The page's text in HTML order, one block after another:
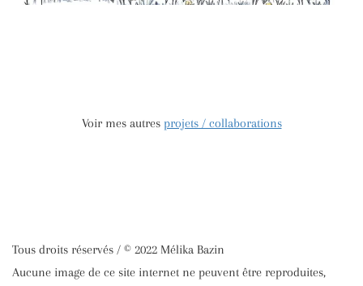
Voir mes autres projets / collaborations
Tous droits réservés / © 2022 Mélika Bazin
Aucune image de ce site internet ne peuvent être reproduites,